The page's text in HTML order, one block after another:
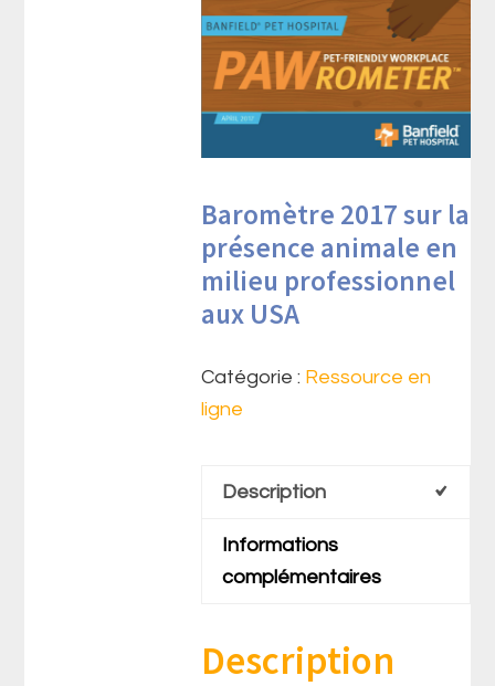
Baromètre 2017 sur la
présence animale en
milieu professionnel
aux USA
Catégorie : Ressource en
ligne
Description
Informations
complémentaires
Description